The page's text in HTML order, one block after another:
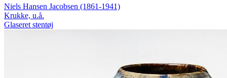
Niels Hansen Jacobsen (1861-1941)
Krukke, u.å.
Glaseret stentøj